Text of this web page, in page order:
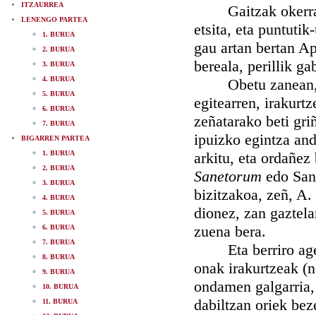
ITZAURREA
LENENGO PARTEA
1. BURUA
2. BURUA
3. BURUA
4. BURUA
5. BURUA
6. BURUA
7. BURUA
BIGARREN PARTEA
1. BURUA
2. BURUA
3. BURUA
4. BURUA
5. BURUA
6. BURUA
7. BURUA
8. BURUA
9. BURUA
10. BURUA
11. BURUA
Gaitzak
etsita, eta
gau artan bertan
bereala, perillik
Obetu zanean,
egitearren,
zeñatarako beti
ipuizko egintza
arkitu, eta
Sanetorum edo
bizitzakoa, zeñ,
dionez, zan
zuena bera.
Eta berriro
onak irakurtzeak
ondamen
dabiltzan oriek